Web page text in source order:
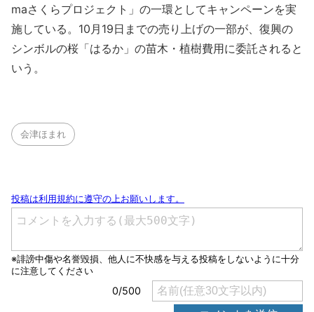
maさくらプロジェクト」の一環としてキャンペーンを実
施している。10月19日までの売り上げの一部が、復興の
シンボルの桜「はるか」の苗木・植樹費用に委託されると
いう。
会津ほまれ